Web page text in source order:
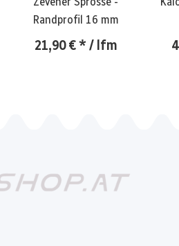
Randprofil 16 mm
21,90 €* / lfm